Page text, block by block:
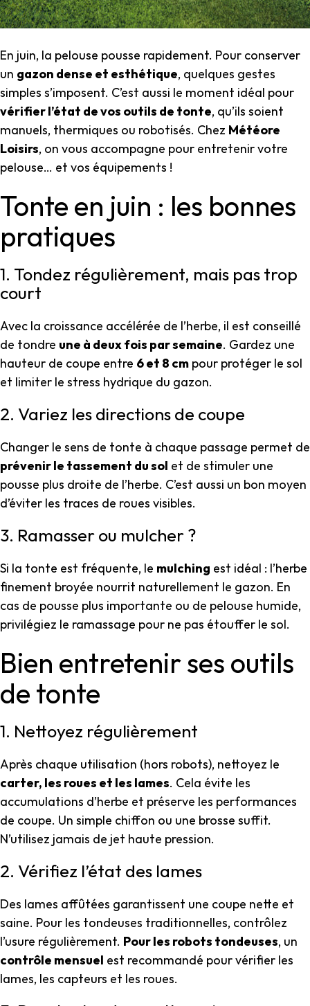
En juin, la pelouse pousse rapidement. Pour conserver
un gazon dense et esthétique, quelques gestes
simples s’imposent. C’est aussi le moment idéal pour
vérifier l’état de vos outils de tonte, qu’ils soient
manuels, thermiques ou robotisés. Chez Météore
Loisirs, on vous accompagne pour entretenir votre
pelouse… et vos équipements !
Tonte en juin : les bonnes
pratiques
1. Tondez régulièrement, mais pas trop
court
Avec la croissance accélérée de l’herbe, il est conseillé
de tondre une à deux fois par semaine. Gardez une
hauteur de coupe entre 6 et 8 cm pour protéger le sol
et limiter le stress hydrique du gazon.
2. Variez les directions de coupe
Changer le sens de tonte à chaque passage permet de
prévenir le tassement du sol et de stimuler une
pousse plus droite de l’herbe. C’est aussi un bon moyen
d’éviter les traces de roues visibles.
3. Ramasser ou mulcher ?
Si la tonte est fréquente, le mulching est idéal : l’herbe
finement broyée nourrit naturellement le gazon. En
cas de pousse plus importante ou de pelouse humide,
privilégiez le ramassage pour ne pas étouffer le sol.
Bien entretenir ses outils
de tonte
1. Nettoyez régulièrement
Après chaque utilisation (hors robots), nettoyez le
carter, les roues et les lames. Cela évite les
accumulations d’herbe et préserve les performances
de coupe. Un simple chiffon ou une brosse suffit.
N’utilisez jamais de jet haute pression.
2. Vérifiez l’état des lames
Des lames affûtées garantissent une coupe nette et
saine. Pour les tondeuses traditionnelles, contrôlez
l’usure régulièrement. Pour les robots tondeuses, un
contrôle mensuel est recommandé pour vérifier les
lames, les capteurs et les roues.